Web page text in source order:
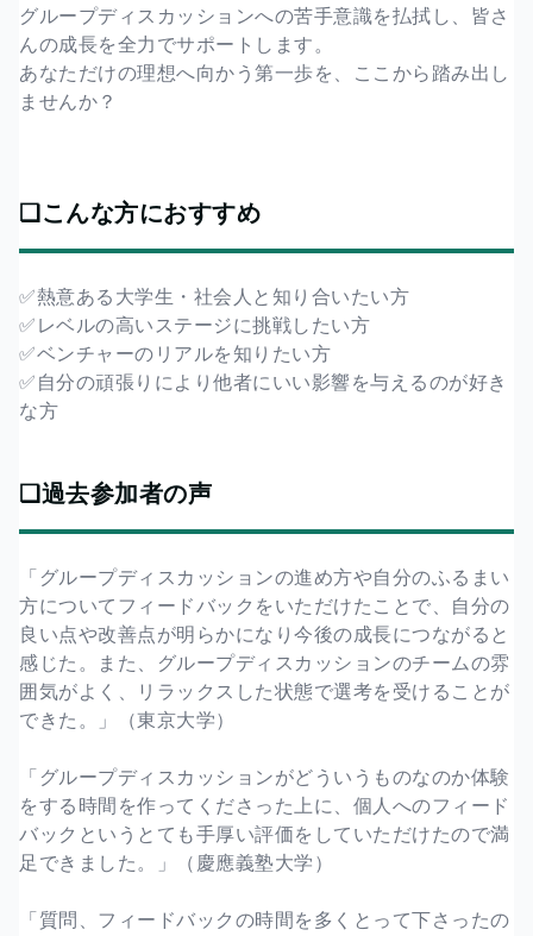
グループディスカッションへの苦手意識を払拭し、皆さ
んの成長を全力でサポートします。
あなただけの理想へ向かう第一歩を、ここから踏み出し
ませんか？
❏こんな方におすすめ
✅熱意ある大学生・社会人と知り合いたい方
✅レベルの高いステージに挑戦したい方
✅ベンチャーのリアルを知りたい方
✅自分の頑張りにより他者にいい影響を与えるのが好き
な方
❏過去参加者の声
「グループディスカッションの進め方や自分のふるまい
方についてフィードバックをいただけたことで、自分の
良い点や改善点が明らかになり今後の成長につながると
感じた。また、グループディスカッションのチームの雰
囲気がよく、リラックスした状態で選考を受けることが
できた。」（東京大学）
「グループディスカッションがどういうものなのか体験
をする時間を作ってくださった上に、個人へのフィード
バックというとても手厚い評価をしていただけたので満
足できました。」（慶應義塾大学）
「質問、フィードバックの時間を多くとって下さったの